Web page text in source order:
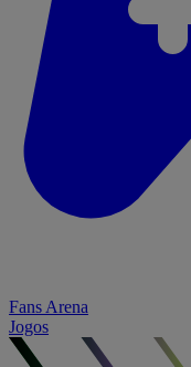
Fans Arena
Jogos